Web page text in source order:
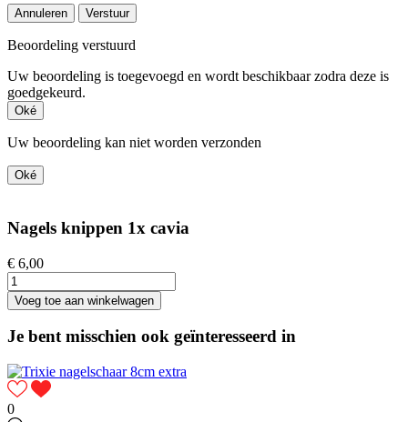
Annuleren Verstuur
Beoordeling verstuurd
Uw beoordeling is toegevoegd en wordt beschikbaar zodra deze is
goedgekeurd.
Oké
Uw beoordeling kan niet worden verzonden
Oké
Nagels knippen 1x cavia
€ 6,00
Voeg toe aan winkelwagen
Je bent misschien ook geïnteresseerd in
0